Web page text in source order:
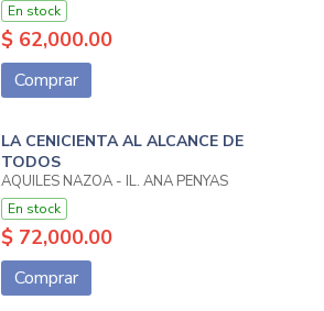
En stock
$ 62,000.00
Comprar
LA CENICIENTA AL ALCANCE DE
TODOS
AQUILES NAZOA - IL. ANA PENYAS
En stock
$ 72,000.00
Comprar